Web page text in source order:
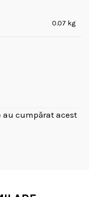
0.07 kg
cumpărat acest